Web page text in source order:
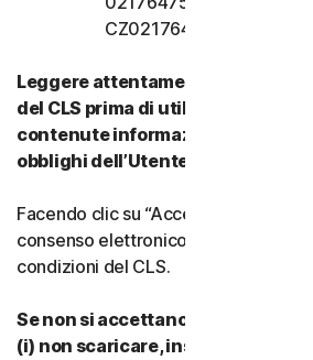
CZ02176475
Leggere attentamente tutti i
del CLS prima di utilizzare i nostri
contenute informazioni
obblighi dell’Utente.
Facendo clic su “Accetto” o
consenso elettronico, si accettano i
condizioni del CLS.
Se non si accettano i termini e le
(i) non scaricare, installare,